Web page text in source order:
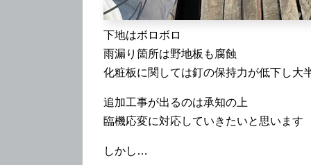
下地はボロボロ
雨漏り箇所は野地板も腐蝕
化粧板に関しては釘の保持力が低下し大
追加工事が出るのは承知の上
臨機応変に対応していきたいと思います
しかし…